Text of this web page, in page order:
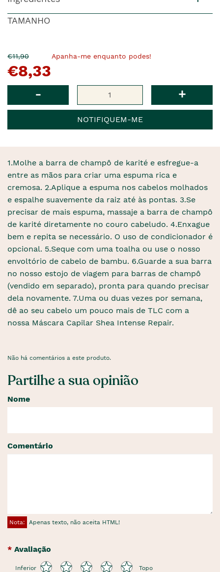
TAMANHO
O
pre�o
anterior
€11,90Agora
�
€8,33
Apanha-me enquanto podes!
- +
NOTIFIQUEM-ME
1.Molhe a barra de champô de karité e esfregue-a
entre as mãos para criar uma espuma rica e
cremosa. 2.Aplique a espuma nos cabelos molhados
e espalhe suavemente da raiz até às pontas. 3.Se
precisar de mais espuma, massaje a barra de champô
de karité diretamente no couro cabeludo. 4.Enxague
bem e repita se necessário. O uso de condicionador é
opcional. 5.Seque com uma toalha ou use o nosso
envoltório de cabelo de bambu. 6.Guarde a sua barra
no nosso estojo de viagem para barras de champô
(vendido em separado), pronta para quando precisar
dela novamente. 7.Uma ou duas vezes por semana,
dê ao seu cabelo um pouco mais de TLC com a
nossa Máscara Capilar Shea Intense Repair.
Não há comentários a este produto.
Partilhe a sua opinião
Nome
Comentário
Nota: Apenas texto, não aceita HTML!
Avaliação
Inferior Topo